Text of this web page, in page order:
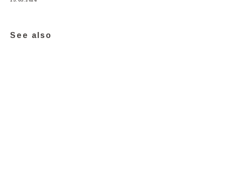
See also